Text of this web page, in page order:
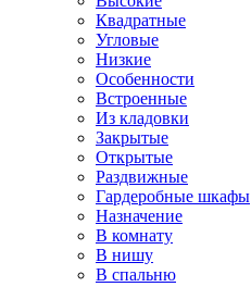
Квадратные
Угловые
Низкие
Особенности
Встроенные
Из кладовки
Закрытые
Открытые
Раздвижные
Гардеробные шкафы
Назначение
В комнату
В нишу
В спальню